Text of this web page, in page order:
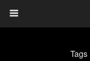
Tags